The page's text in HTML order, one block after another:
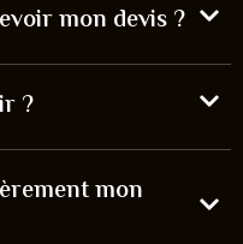
mon devis ?
?
mon